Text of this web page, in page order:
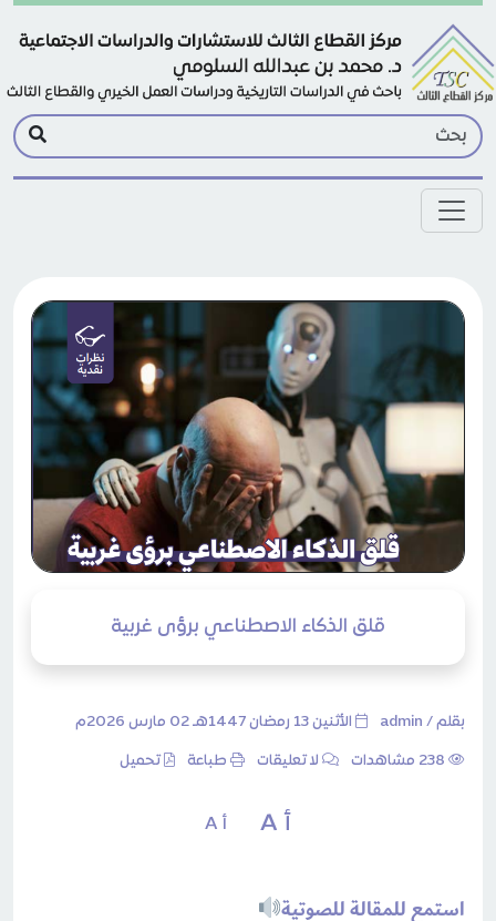
Skip to main content
قلق الذكاء الاصطناعي برؤى غربية
بقلم / admin الأثنين 13 رمضان 1447هـ 02 مارس 2026م
لا تعليقات طباعة تحميل
أ A أ A
استمع للمقالة للصوتية